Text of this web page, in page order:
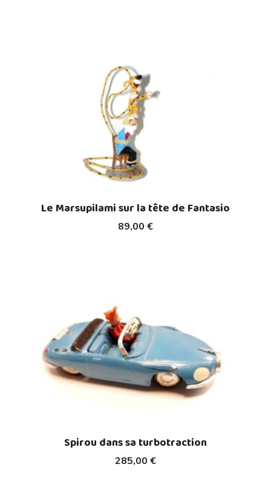
89,00 €
Le Marsupilami sur la tête de Fantasio
285,00 €
Spirou dans sa turbotraction